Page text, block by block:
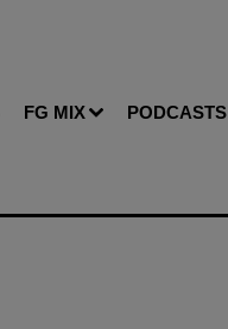
FG MIX PODCASTS